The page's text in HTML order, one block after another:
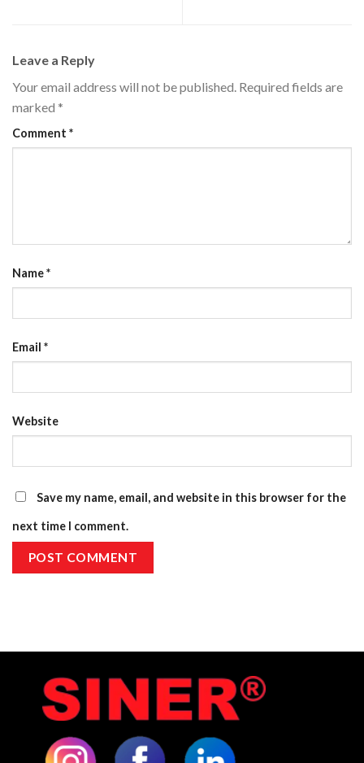
Leave a Reply
Your email address will not be published. Required fields are
marked *
Comment *
Name*
Email *
Website
Save my name, email, and website in this browser for the
next time I comment.